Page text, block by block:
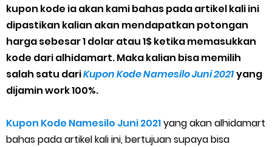
Cara Mudah Melihat Nomor Shopeepay Sendiri dan Orang Lain
7 Cara Mudah Top Up Grab untuk Driver
5 Versi Map Paling Gacor Untuk Ojek Online
Penyebab dan Cara Memulihkan Akun Gojek Dibekukan
Cara Menghitung Penghasilan Grab Sesuai dengan Orderan
kupon kode ia akan kami bahas pada artikel kali ini
dipastikan kalian akan mendapatkan potongan
harga sebesar 1 dolar atau 1$ ketika memasukkan
kode dari alhidamart. Maka kalian bisa memilih
salah satu dariKupon Kode Namesilo Juni 2021yang
dijamin work 100%.
Kupon Kode Namesilo Juni 2021yang akan alhidamart
bahas pada artikel kali ini, bertujuan supaya bisa